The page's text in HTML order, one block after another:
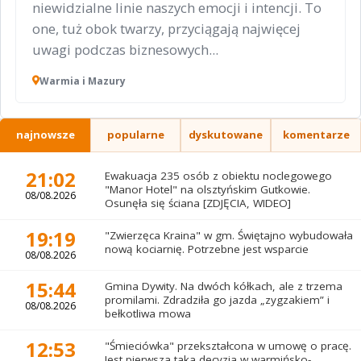
niewidzialne linie naszych emocji i intencji. To
one, tuż obok twarzy, przyciągają najwięcej
uwagi podczas biznesowych...
Warmia i Mazury
najnowsze popularne dyskutowane komentarze
21:02
08/08.2026
Ewakuacja 235 osób z obiektu noclegowego
"Manor Hotel" na olsztyńskim Gutkowie.
Osunęła się ściana [ZDJĘCIA, WIDEO]
19:19
08/08.2026
"Zwierzęca Kraina" w gm. Świętajno wybudowała
nową kociarnię. Potrzebne jest wsparcie
15:44
08/08.2026
Gmina Dywity. Na dwóch kółkach, ale z trzema
promilami. Zdradziła go jazda „zygzakiem” i
bełkotliwa mowa
12:53
"Śmieciówka" przekształcona w umowę o pracę.